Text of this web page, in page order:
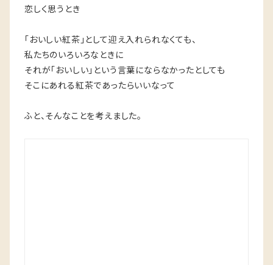
恋しく思うとき
「おいしい紅茶」として迎え入れられなくても、
私たちのいろいろなときに
それが「おいしい」という言葉にならなかったとしても
そこにあれる紅茶であったらいいなって
ふと、そんなことを考えました。